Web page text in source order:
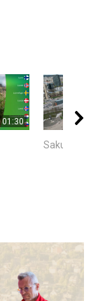
01:30
Sakurų